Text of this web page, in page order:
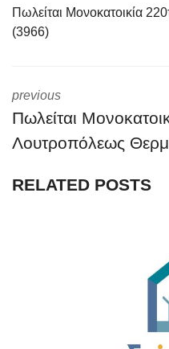
Πωλείται Μονοκατοικία
(3966)
previous
Πωλείται
Λουτροπόλεως
RELATED POSTS